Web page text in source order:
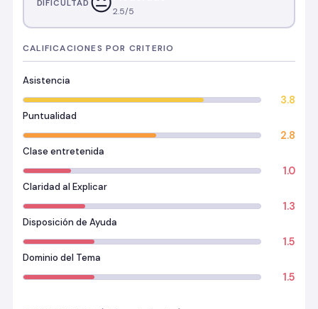
DIFICULTAD
2.5/5
CALIFICACIONES POR CRITERIO
Asistencia
3.8
Puntualidad
2.8
Clase entretenida
1.0
Claridad al Explicar
1.3
Disposición de Ayuda
1.5
Dominio del Tema
1.5